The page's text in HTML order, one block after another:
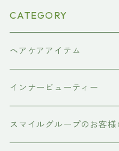
CATEGORY
ヘアケアアイテム
シャンプー
#イマヘア
トリートメント ヘアマス
インナービューティー
あおつぶ
スマイルグループのお客